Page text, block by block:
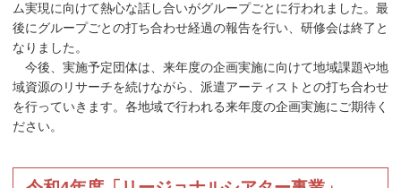
ム実現に向けて熱心な話し合いがグループごとに行われました。最
後にグループごとの打ち合わせ経過の報告を行い、研修会は終了と
なりました。
今後、実施予定団体は、来年度の企画実施に向けて地域課題や地
域資源のリサーチを続けながら、派遣アーティストとの打ち合わせ
を行っていきます。各地域で行われる来年度の企画実施にご期待く
ださい。